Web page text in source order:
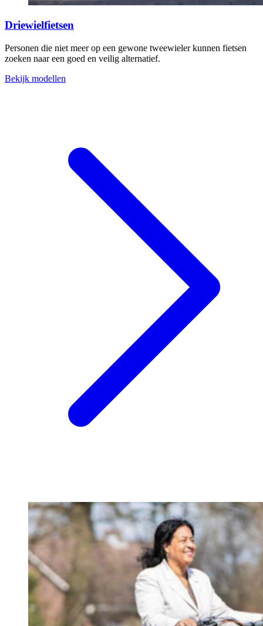
Driewielfietsen
Personen die niet meer op een gewone tweewieler kunnen fietsen
zoeken naar een goed en veilig alternatief.
Bekijk modellen